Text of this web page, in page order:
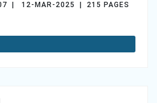
| 12-MAR-2025 | 215 PAGES